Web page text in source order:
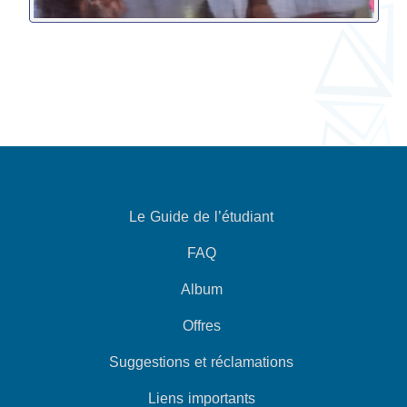
Le Guide de l’étudiant
FAQ
Album
Offres
Suggestions et réclamations
Liens importants